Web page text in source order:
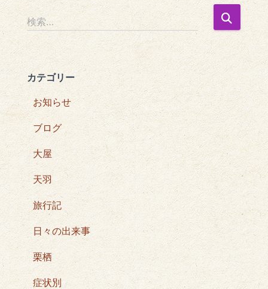
検
索
:
検索…
カテゴリー
お知らせ
ブログ
大屋
天羽
旅行記
日々の出来事
栗栖
症状別